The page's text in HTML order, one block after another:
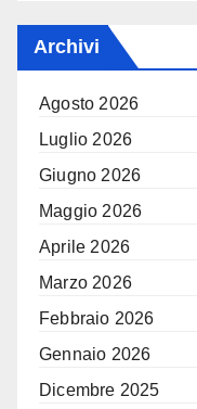
Archivi
Agosto 2026
Luglio 2026
Giugno 2026
Maggio 2026
Aprile 2026
Marzo 2026
Febbraio 2026
Gennaio 2026
Dicembre 2025